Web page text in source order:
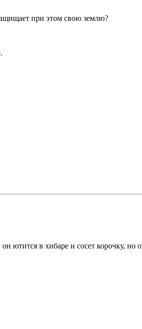
при этом свою землю?
ютится в хибаре и сосет корочку,